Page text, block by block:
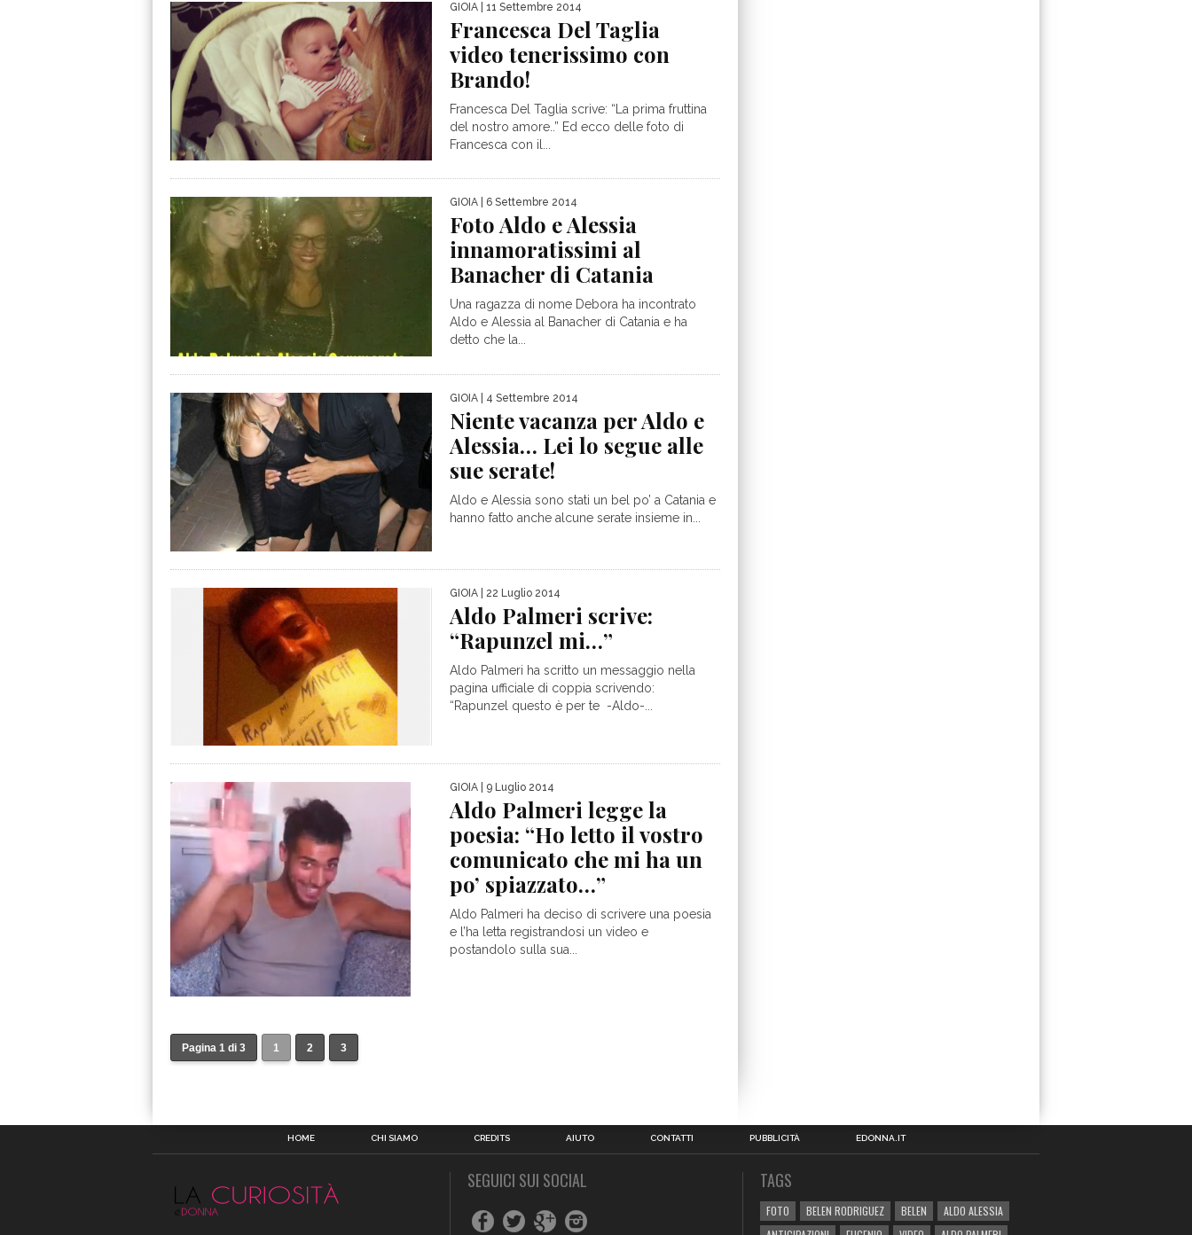
GIOIA | 11 Settembre 2014
Francesca Del Taglia
video tenerissimo con
Brando!
Francesca Del Taglia scrive: “La prima fruttina
del nostro amore..” Ed ecco delle foto di
Francesca con il...
GIOIA | 6 Settembre 2014
Foto Aldo e Alessia
innamoratissimi al
Banacher di Catania
Una ragazza di nome Debora ha incontrato
Aldo e Alessia al Banacher di Catania e ha
detto che la...
GIOIA | 4 Settembre 2014
Niente vacanza per Aldo e
Alessia… Lei lo segue alle
sue serate!
Aldo e Alessia sono stati un bel po’ a Catania e
hanno fatto anche alcune serate insieme in...
GIOIA | 22 Luglio 2014
Aldo Palmeri scrive:
“Rapunzel mi…”
Aldo Palmeri ha scritto un messaggio nella
pagina ufficiale di coppia scrivendo:
“Rapunzel questo è per te -Aldo-...
GIOIA | 9 Luglio 2014
Aldo Palmeri legge la
poesia: “Ho letto il vostro
comunicato che mi ha un
po’ spiazzato…”
Aldo Palmeri ha deciso di scrivere una poesia
e l’ha letta registrandosi un video e
postandolo sulla sua...
Pagina 1 di 3 1 2 3
HOME CHI SIAMO CREDITS AIUTO CONTATTI PUBBLICITÀ EDONNA.IT
SEGUICI SUI SOCIAL TAGS
FOTO BELEN RODRIGUEZ BELEN
ALDO ALESSIA